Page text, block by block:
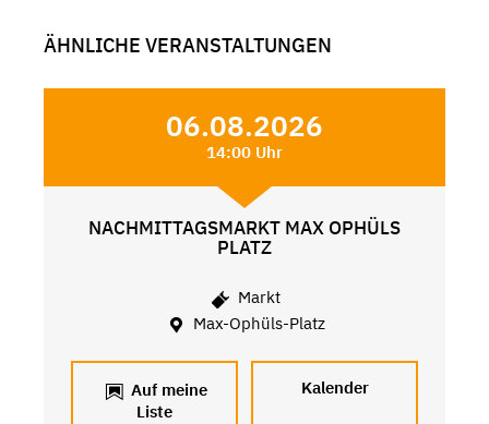
ÄHNLICHE VERANSTALTUNGEN
06.08.2026
14:00 Uhr
NACHMITTAGSMARKT MAX OPHÜLS
PLATZ
Markt
Max-Ophüls-Platz
Auf meine
Liste
Kalender